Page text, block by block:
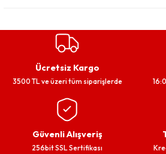
Ücretsiz Kargo
3500 TL ve üzeri tüm siparişlerde
Güvenli Alışveriş
256bit SSL Sertifikası